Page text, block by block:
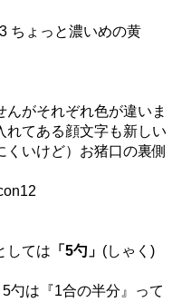
ちょっと濃いめの黄
がそれぞれ色が違いま
れてある顔文字も新しい
いけど）お猪口の裏側
しては 「5勺」 (しゃく)
勺は『1合の半分』って